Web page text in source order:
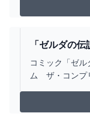
「ゼルダの
ム ザ・コン
集部 [ゲーム
コミック「ゼ
ム ザ・コンプ
カ＆ぶ厚！ 全
完全攻略本！